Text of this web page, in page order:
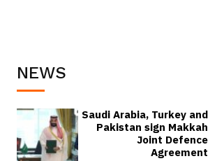
NEWS
Saudi Arabia, Turkey and
Pakistan sign Makkah
Joint Defence
Agreement